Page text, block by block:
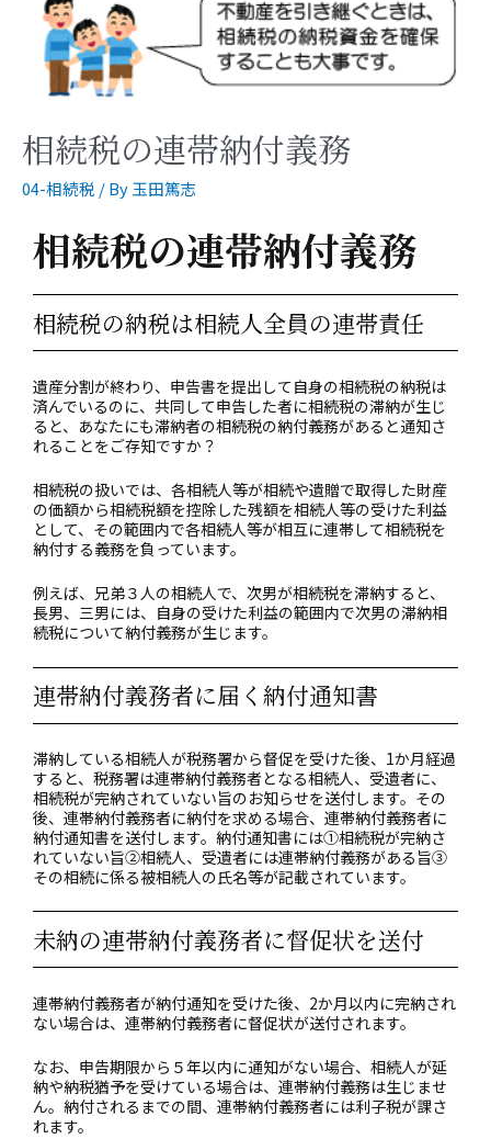
相続税の連帯納付義務
04-相続税 / By玉田篤志
相続税の連帯納付義務
相続税の納税は相続人全員の連帯責任
遺産分割が終わり、申告書を提出して自身の相続税の納税は
済んでいるのに、共同して申告した者に相続税の滞納が生じ
ると、あなたにも滞納者の相続税の納付義務があると通知さ
れることをご存知ですか？
相続税の扱いでは、各相続人等が相続や遺贈で取得した財産
の価額から相続税額を控除した残額を相続人等の受けた利益
として、その範囲内で各相続人等が相互に連帯して相続税を
納付する義務を負っています。
例えば、兄弟３人の相続人で、次男が相続税を滞納すると、
長男、三男には、自身の受けた利益の範囲内で次男の滞納相
続税について納付義務が生じます。
連帯納付義務者に届く納付通知書
滞納している相続人が税務署から督促を受けた後、1か月経過
すると、税務署は連帯納付義務者となる相続人、受遺者に、
相続税が完納されていない旨のお知らせを送付します。その
後、連帯納付義務者に納付を求める場合、連帯納付義務者に
納付通知書を送付します。納付通知書には①相続税が完納さ
れていない旨②相続人、受遺者には連帯納付義務がある旨③
その相続に係る被相続人の氏名等が記載されています。
未納の連帯納付義務者に督促状を送付
連帯納付義務者が納付通知を受けた後、2か月以内に完納され
ない場合は、連帯納付義務者に督促状が送付されます。
なお、申告期限から５年以内に通知がない場合、相続人が延
納や納税猶予を受けている場合は、連帯納付義務は生じませ
ん。納付されるまでの間、連帯納付義務者には利子税が課さ
れます。